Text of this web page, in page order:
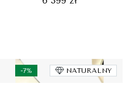
-7% NATURALNY